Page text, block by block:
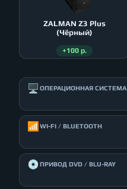
ZALMAN Z3 Plus
(Чёрный)
+100 р.
🖥️ ОПЕРАЦИОННАЯ СИСТЕМА
📶 WI-FI / BLUETOOTH
💿ПРИВОД DVD / BLU-RAY